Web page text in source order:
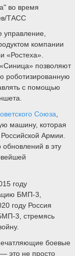
во время
ТАСС
управление,
компании
«Ростеха».
позволяют
роботизированную
с помощью
Союза,
машину, которая
Армии.
в эту
году
БМП-3,
году Россия
3, стремясь
боевые
это не просто